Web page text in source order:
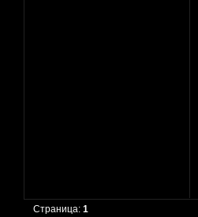
Страница:1